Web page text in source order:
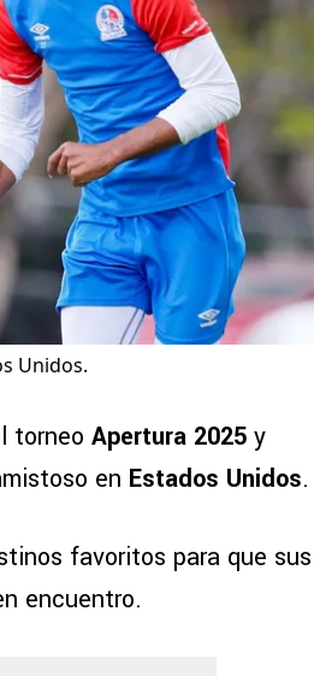
Unidos.
torneo Apertura 2025 y
en Estados Unidos.
favoritos para que sus
encuentro.